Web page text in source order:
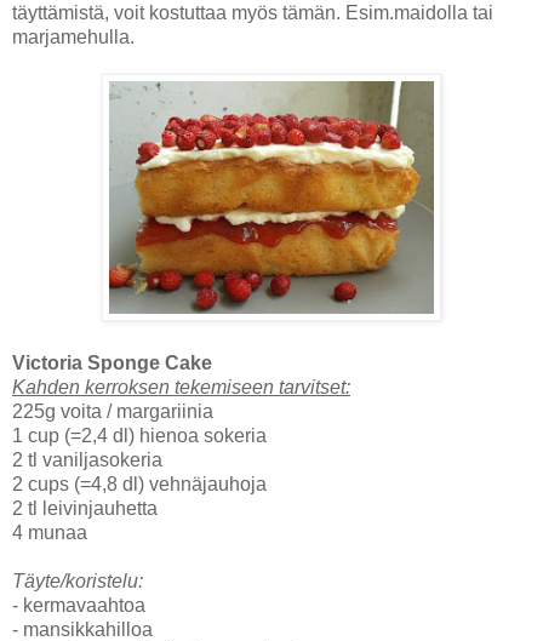
täyttämistä, voit kostuttaa myös tämän. Esim.maidolla tai
marjamehulla.
Victoria Sponge Cake
Kahden kerroksen tekemiseen tarvitset:
225g voita / margariinia
1 cup (=2,4 dl) hienoa sokeria
2 tl vaniljasokeria
2 cups (=4,8 dl) vehnäjauhoja
2 tl leivinjauhetta
4 munaa
Täyte/koristelu:
- kermavaahtoa
- mansikkahilloa